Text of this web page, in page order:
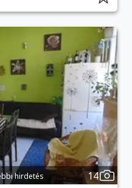
hirdetés 14